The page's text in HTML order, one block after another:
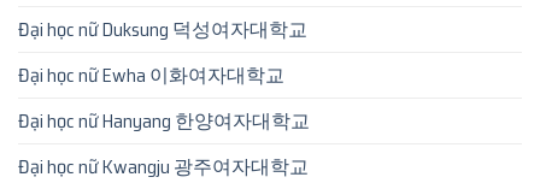
Đại học nữ Duksung 덕성여자대학교
Đại học nữ Ewha 이화여자대학교
Đại học nữ Hanyang 한양여자대학교
Đại học nữ Kwangju 광주여자대학교